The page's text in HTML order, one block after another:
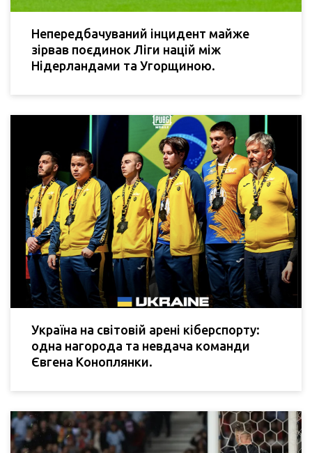
Непередбачуваний інцидент майже
зірвав поєдинок Ліги націй між
Нідерландами та Угорщиною.
Україна на світовій арені кіберспорту:
одна нагорода та невдача команди
Євгена Коноплянки.